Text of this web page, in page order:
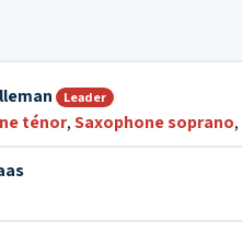
Leader
ténor,Saxophone soprano,